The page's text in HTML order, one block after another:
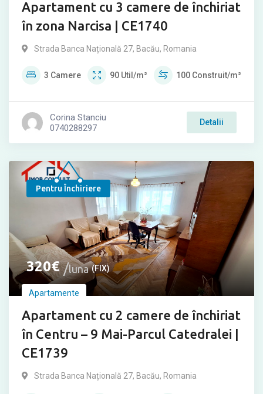
Apartament cu 3 camere de închiriat
în zona Narcisa | CE1740
Strada Banca Națională 27, Bacău, Romania
3 Camere 90 Util/m² 100 Construit/m²
Corina Stanciu
0740288297
Detalii
Pentru Închiriere
320€ luna (FIX)
Apartamente
Apartament cu 2 camere de închiriat
în Centru – 9 Mai-Parcul Catedralei |
CE1739
Strada Banca Națională 27, Bacău, Romania